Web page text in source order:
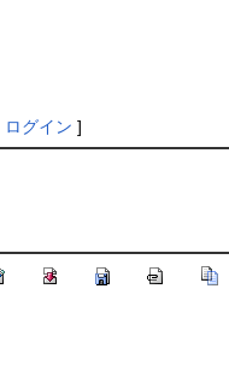
ログイン ]